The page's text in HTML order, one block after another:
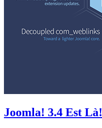
Joomla! 3.4 Est Là!